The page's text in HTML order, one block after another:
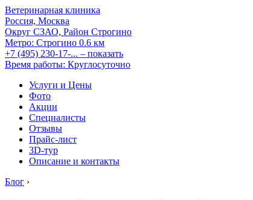
Ветеринарная клиника
Россия, Москва
Округ СЗАО, Район Строгино
Метро: Строгино 0.6 км
+7 (495) 230-17-... – показать
Время работы: Круглосуточно
Услуги и Цены
Фото
Акции
Специалисты
Отзывы
Прайс-лист
3D-тур
Описание и контакты
Блог ›